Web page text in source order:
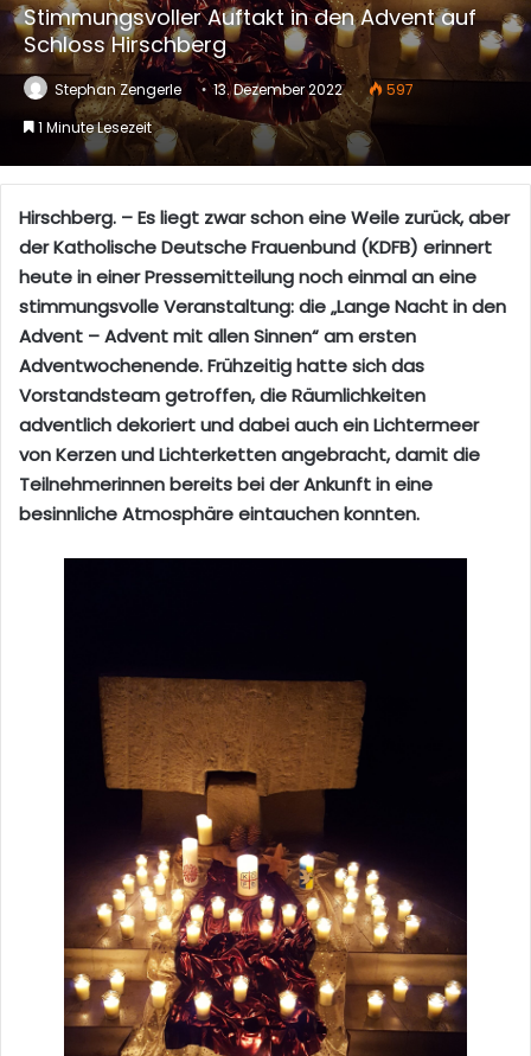
Stimmungsvoller Auftakt in den Advent auf
Schloss Hirschberg
Stephan Zengerle 13. Dezember 2022
597
1 Minute Lesezeit
Hirschberg. – Es liegt zwar schon eine Weile zurück, aber
der Katholische Deutsche Frauenbund (KDFB) erinnert
heute in einer Pressemitteilung noch einmal an eine
stimmungsvolle Veranstaltung: die „Lange Nacht in den
Advent – Advent mit allen Sinnen“ am ersten
Adventwochenende. Frühzeitig hatte sich das
Vorstandsteam getroffen, die Räumlichkeiten
adventlich dekoriert und dabei auch ein Lichtermeer
von Kerzen und Lichterketten angebracht, damit die
Teilnehmerinnen bereits bei der Ankunft in eine
besinnliche Atmosphäre eintauchen konnten.